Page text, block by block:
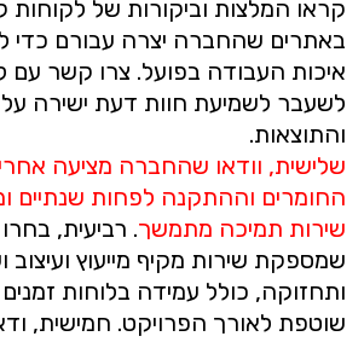
קראו המלצות וביקורות של לקוחות
באתרים שהחברה יצרה עבורם כדי
איכות העבודה בפועל. צרו קשר עם
לשעבר לשמיעת חוות דעת ישירה
והתוצאות.
שלישית, וודאו שהחברה מציעה
החומרים וההתקנה לפחות שנתיים
שירות תמיכה מתמשך. רביעית,
שמספקת שירות מקיף מייעוץ
ותחזוקה, כולל עמידה בלוחות
שוטפת לאורך הפרויקט. חמישית,